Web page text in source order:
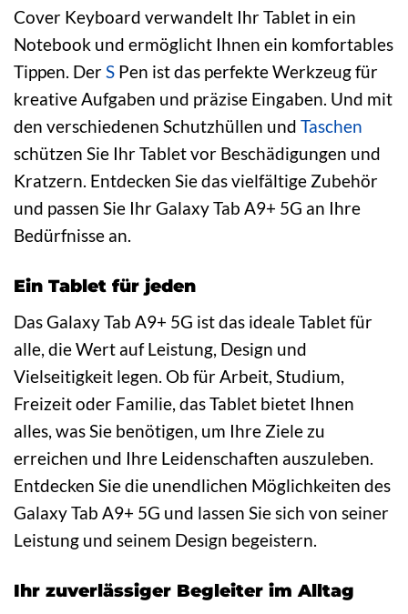
Cover Keyboard verwandelt Ihr Tablet in ein
Notebook und ermöglicht Ihnen ein komfortables
Tippen. DerS Pen ist das perfekte Werkzeug für
kreative Aufgaben und präzise Eingaben. Und mit
den verschiedenen Schutzhüllen und Taschen
schützen Sie Ihr Tablet vor Beschädigungen und
Kratzern. Entdecken Sie das vielfältige Zubehör
und passen Sie Ihr Galaxy Tab A9+ 5G an Ihre
Bedürfnisse an.
Ein Tablet für jeden
Das Galaxy Tab A9+ 5G ist das ideale Tablet für
alle, die Wert auf Leistung, Design und
Vielseitigkeit legen. Ob für Arbeit, Studium,
Freizeit oder Familie, das Tablet bietet Ihnen
alles, was Sie benötigen, um Ihre Ziele zu
erreichen und Ihre Leidenschaften auszuleben.
Entdecken Sie die unendlichen Möglichkeiten des
Galaxy Tab A9+ 5G und lassen Sie sich von seiner
Leistung und seinem Design begeistern.
Ihr zuverlässiger Begleiter im Alltag